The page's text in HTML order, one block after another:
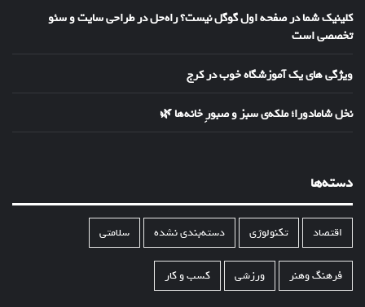
کلینیک شما در صفحه اول گوگل نیست؟ راه‌حل در طراحی سایت و سئو
تخصصی است
ویژگی های یک آموزشگاه خوب در کرج
نخل شامادورا؛ ملکه‌ی سبز و صبورِ خانه‌ها 🌿
دسته‌ها
اقتصاد تکنولوژی دسته‌بندی نشده سلامتی
فرهنگ وهنر ورزشی کسب و کار